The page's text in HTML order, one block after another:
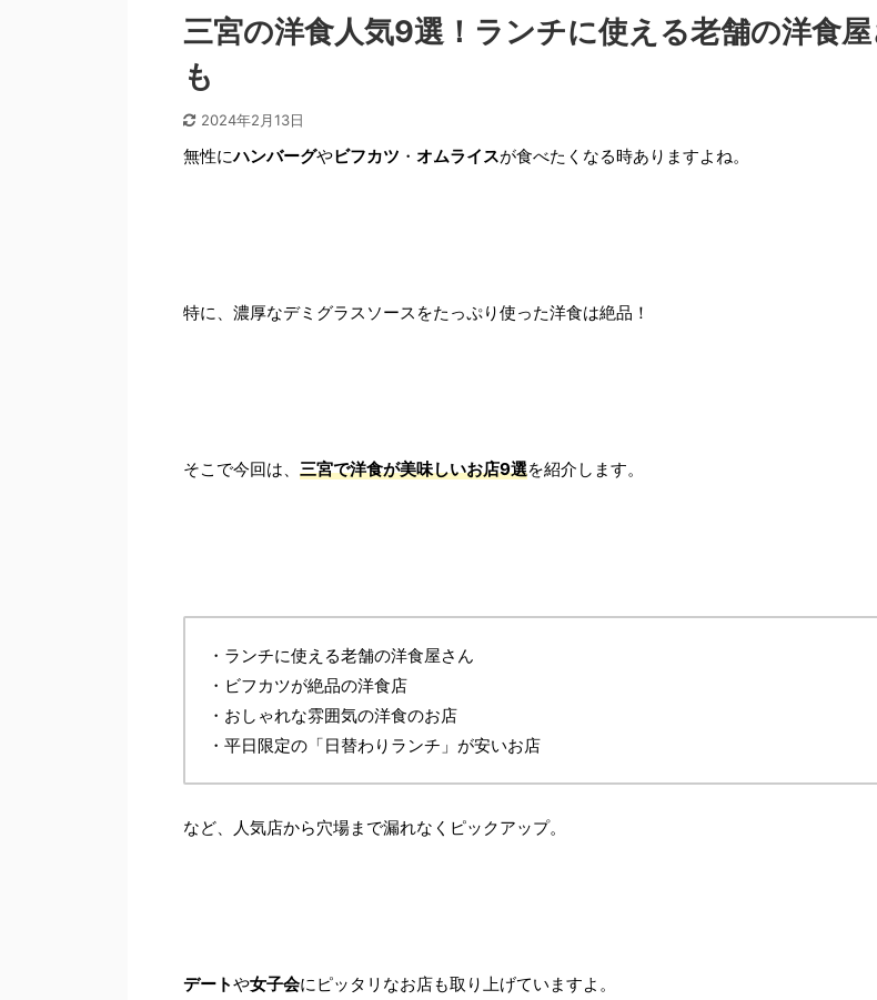
三宮の洋食人気9選！ランチに使える老舗の洋食
も
2024年2月13日
無性にハンバーグやビフカツ ・ オムライスが食べたくなる時ありますよね。
特に、濃厚なデミグラスソースをたっぷり使った洋食は絶品！
そこで今回は、 三宮で洋食が美味しいお店9選を紹介します。
・ランチに使える老舗の洋食屋さん
・ビフカツが絶品の洋食店
・おしゃれな雰囲気の洋食のお店
・平日限定の「日替わりランチ」が安いお店
など、人気店から穴場まで漏れなくピックアップ。
デートや女子会にピッタリなお店も取り上げていますよ。